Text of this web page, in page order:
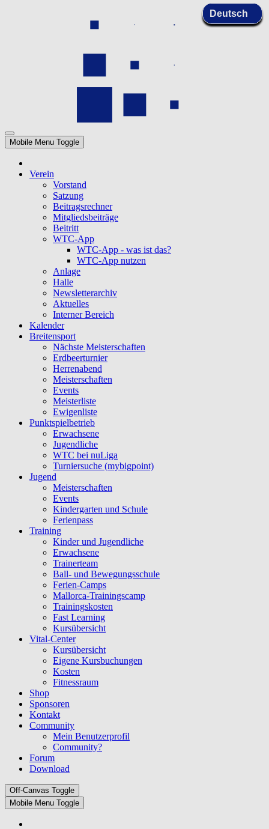
Mobile Menu Toggle
Verein
Vorstand
Satzung
Beitragsrechner
Mitgliedsbeiträge
Beitritt
WTC-App
WTC-App - was ist das?
WTC-App nutzen
Anlage
Halle
Newsletterarchiv
Aktuelles
Interner Bereich
Kalender
Breitensport
Nächste Meisterschaften
Erdbeerturnier
Herrenabend
Meisterschaften
Events
Meisterliste
Ewigenliste
Punktspielbetrieb
Erwachsene
Jugendliche
WTC bei nuLiga
Turniersuche (mybigpoint)
Jugend
Meisterschaften
Events
Kindergarten und Schule
Ferienpass
Training
Kinder und Jugendliche
Erwachsene
Trainerteam
Ball- und Bewegungsschule
Ferien-Camps
Mallorca-Trainingscamp
Trainingskosten
Fast Learning
Kursübersicht
Vital-Center
Kursübersicht
Eigene Kursbuchungen
Kosten
Fitnessraum
Shop
Sponsoren
Kontakt
Community
Mein Benutzerprofil
Community?
Forum
Download
Off-Canvas Toggle
Mobile Menu Toggle